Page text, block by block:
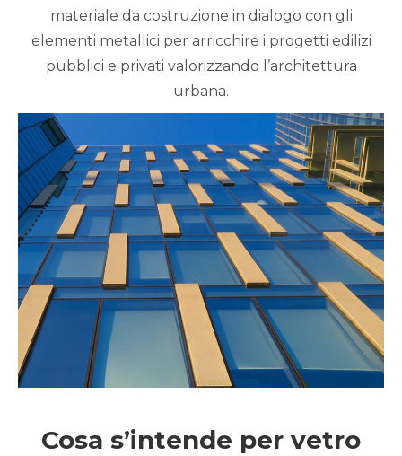
materiale da costruzione in dialogo con gli
elementi metallici per arricchire i progetti edilizi
pubblici e privati valorizzando l’architettura
urbana.
Cosa s’intende per vetro